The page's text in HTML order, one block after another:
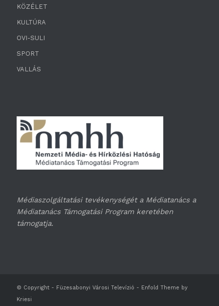
KÖZÉLET
KULTÚRA
OVI-SULI
SPORT
VALLÁS
Médiaszolgáltatási tevékenységét a Médiatanács a
Médiatanács Támogatási Program keretében
támogatja.
© Copyright - Füzesabonyi Városi Televízió - Enfold Theme by
Kriesi